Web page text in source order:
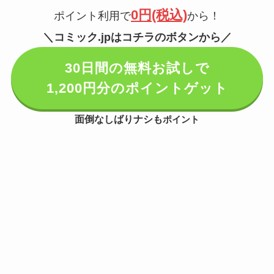
ポイント利用で0円(税込)から！
＼コミック.jpはコチラのボタンから／
30日間の無料お試しで
1,200円分のポイントゲット
面倒なしばりナシもポイント